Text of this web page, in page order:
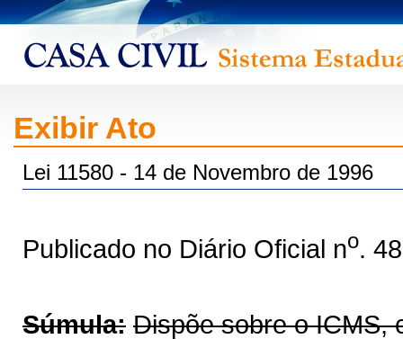
Exibir Ato
Lei 11580 - 14 de Novembro de 1996
Publicado no Diário Oficial no.
Súmula: Dispõe sobre o ICMS,